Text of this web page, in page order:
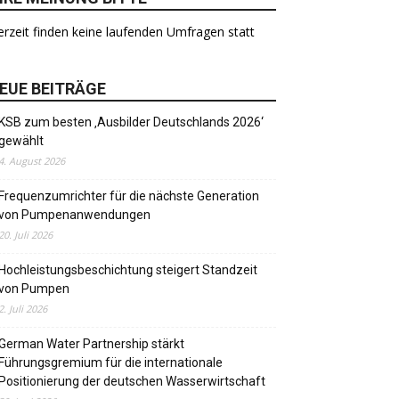
finden keine laufenden Umfragen statt
BEITRÄGE
KSB zum besten ‚Ausbilder Deutschlands 2026‘
4. August 2026
Frequenzumrichter für die nächste Generation
Pumpenanwendungen
20. Juli 2026
Hochleistungsbeschichtung steigert Standzeit
Pumpen
2. Juli 2026
Water Partnership stärkt
Führungsgremium für die internationale
Positionierung der deutschen Wasserwirtschaft